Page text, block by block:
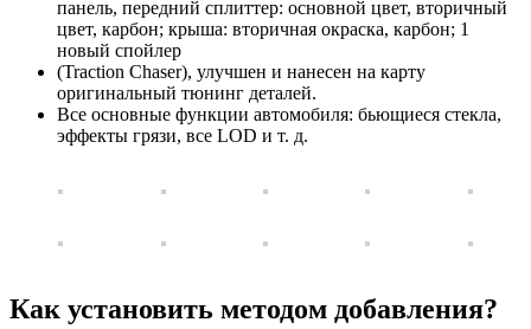
панель, передний сплиттер: основной цвет, вторичный
цвет, карбон; крыша: вторичная окраска, карбон; 1
новый спойлер
(Traction Chaser), улучшен и нанесен на карту
оригинальный тюнинг деталей.
Все основные функции автомобиля: бьющиеся стекла,
эффекты грязи, все LOD и т. д.
Как установить методом добавления?